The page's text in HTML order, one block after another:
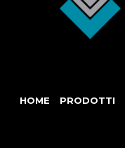
HOME PRODOTTI